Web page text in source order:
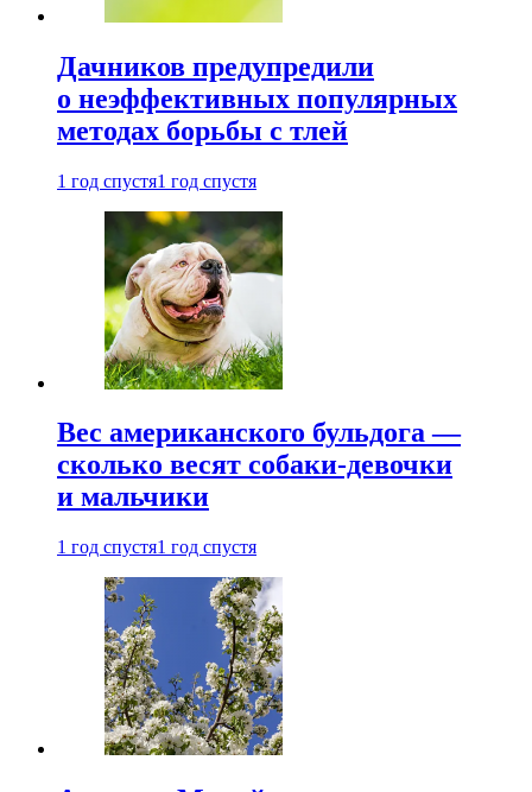
Дачников предупредили
о неэффективных популярных
методах борьбы с тлей
1 год спустя1 год спустя
Вес американского бульдога —
сколько весят собаки-девочки
и мальчики
1 год спустя1 год спустя